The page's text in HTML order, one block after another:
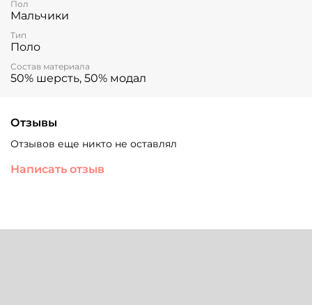
Пол
Мальчики
Тип
Поло
Состав материала
50% шерсть, 50% модал
Отзывы
Отзывов еще никто не оставлял
Написать отзыв